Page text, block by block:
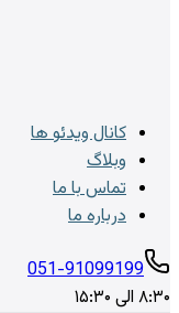
کانال ویدئو ها
وبلاگ
تماس با ما
درباره ما
051-91099199
۸:۳۰ الی ۱۵:۳۰